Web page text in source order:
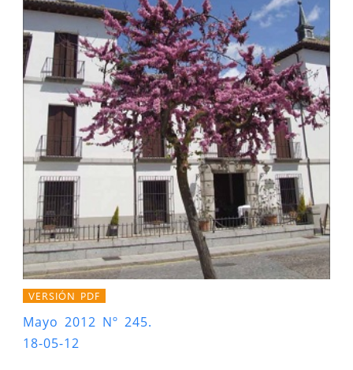
VERSIÓN PDF
Mayo 2012 Nº 245.
18-05-12